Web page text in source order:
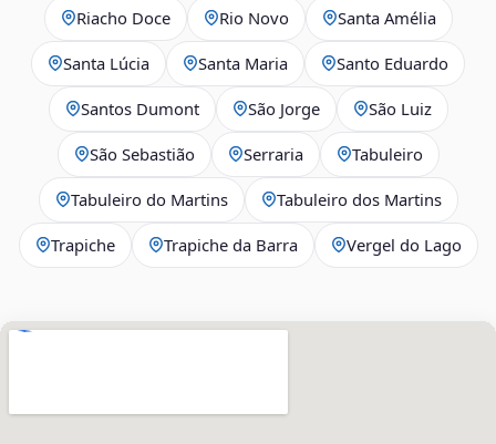
Riacho Doce Rio Novo Santa Amélia
Santa Lúcia Santa Maria Santo Eduardo
Santos Dumont São Jorge São Luiz
São Sebastião Serraria Tabuleiro
Tabuleiro do Martins Tabuleiro dos Martins
Trapiche Trapiche da Barra Vergel do Lago